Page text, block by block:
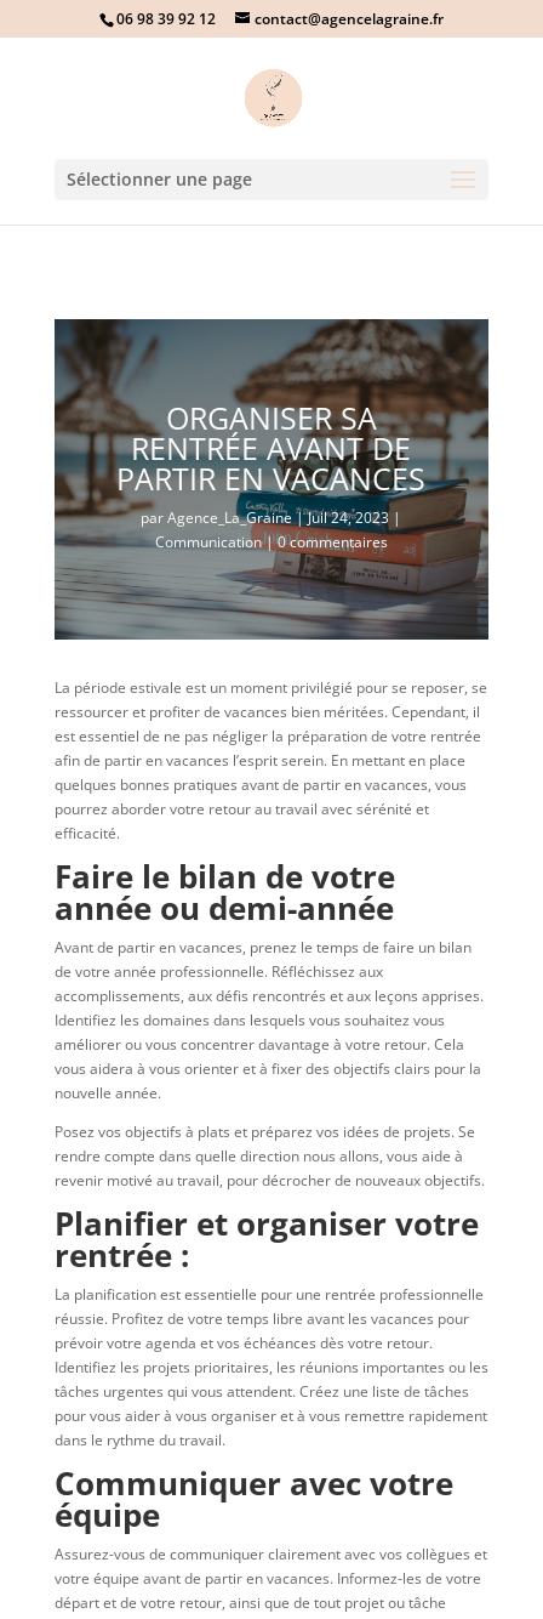
06 98 39 92 12 contact@agencelagraine.fr
Sélectionner une page
ORGANISER SA
RENTRÉE AVANT DE
PARTIR EN VACANCES
parAgence_La_Graine|Juil 24, 2023|
Communication|0 commentaires
La période estivale est un moment privilégié pour se reposer, se
ressourcer et profiter de vacances bien méritées. Cependant, il
est essentiel de ne pas négliger la préparation de votre rentrée
afin de partir en vacances l’esprit serein. En mettant en place
quelques bonnes pratiques avant de partir en vacances, vous
pourrez aborder votre retour au travail avec sérénité et
efficacité.
Faire le bilan de votre
année ou demi-année
Avant de partir en vacances, prenez le temps de faire un bilan
de votre année professionnelle. Réfléchissez aux
accomplissements, aux défis rencontrés et aux leçons apprises.
Identifiez les domaines dans lesquels vous souhaitez vous
améliorer ou vous concentrer davantage à votre retour. Cela
vous aidera à vous orienter et à fixer des objectifs clairs pour la
nouvelle année.
Posez vos objectifs à plats et préparez vos idées de projets. Se
rendre compte dans quelle direction nous allons, vous aide à
revenir motivé au travail, pour décrocher de nouveaux objectifs.
Planifier et organiser votre
rentrée :
La planification est essentielle pour une rentrée professionnelle
réussie. Profitez de votre temps libre avant les vacances pour
prévoir votre agenda et vos échéances dès votre retour.
Identifiez les projets prioritaires, les réunions importantes ou les
tâches urgentes qui vous attendent. Créez une liste de tâches
pour vous aider à vous organiser et à vous remettre rapidement
dans le rythme du travail.
Communiquer avec votre
équipe
Assurez-vous de communiquer clairement avec vos collègues et
votre équipe avant de partir en vacances. Informez-les de votre
départ et de votre retour, ainsi que de tout projet ou tâche